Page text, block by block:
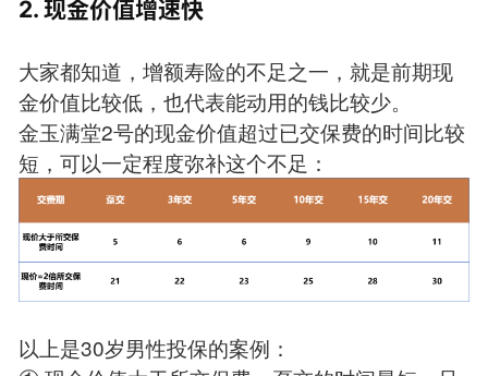
2. 现金价值增速快
大家都知道，增额寿险的不足之一，就是前期现
金价值比较低，也代表能动用的钱比较少。
金玉满堂2号的现金价值超过已交保费的时间比较
短，可以一定程度弥补这个不足：
以上是30岁男性投保的案例：